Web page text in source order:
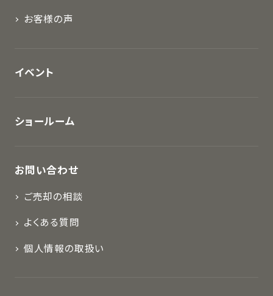
お客様の声
イベント
ショールーム
お問い合わせ
ご売却の相談
よくある質問
個人情報の取扱い